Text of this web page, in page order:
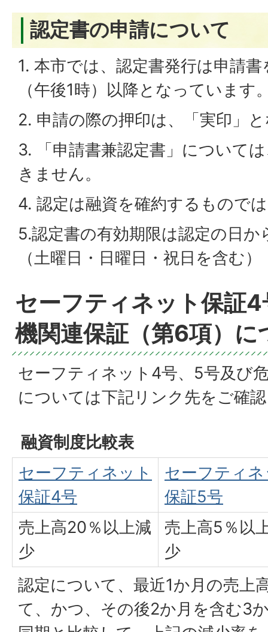
認定書の申請について
1. 本市では、認定書発行は申請
（午後1時）以降となっています
2. 申請の際の押印は、「実印」
3. 「申請書兼認定書」について
きません。
4. 認定は融資を確約するもので
5.認定書の有効期限は認定の日
（土曜日・日曜日・祝日を含む）
セーフティネット保証
機関連保証（第6項）に
セーフティネット4号、5号及び
については下記リンク先をご確
融資制度比較表
セーフティネット
保証4号
セーフティ
保証5号
売上高20％以上減
少
売上高5％以
少
認定について、最近1か月の売上
て、かつ、その後2か月を含む3